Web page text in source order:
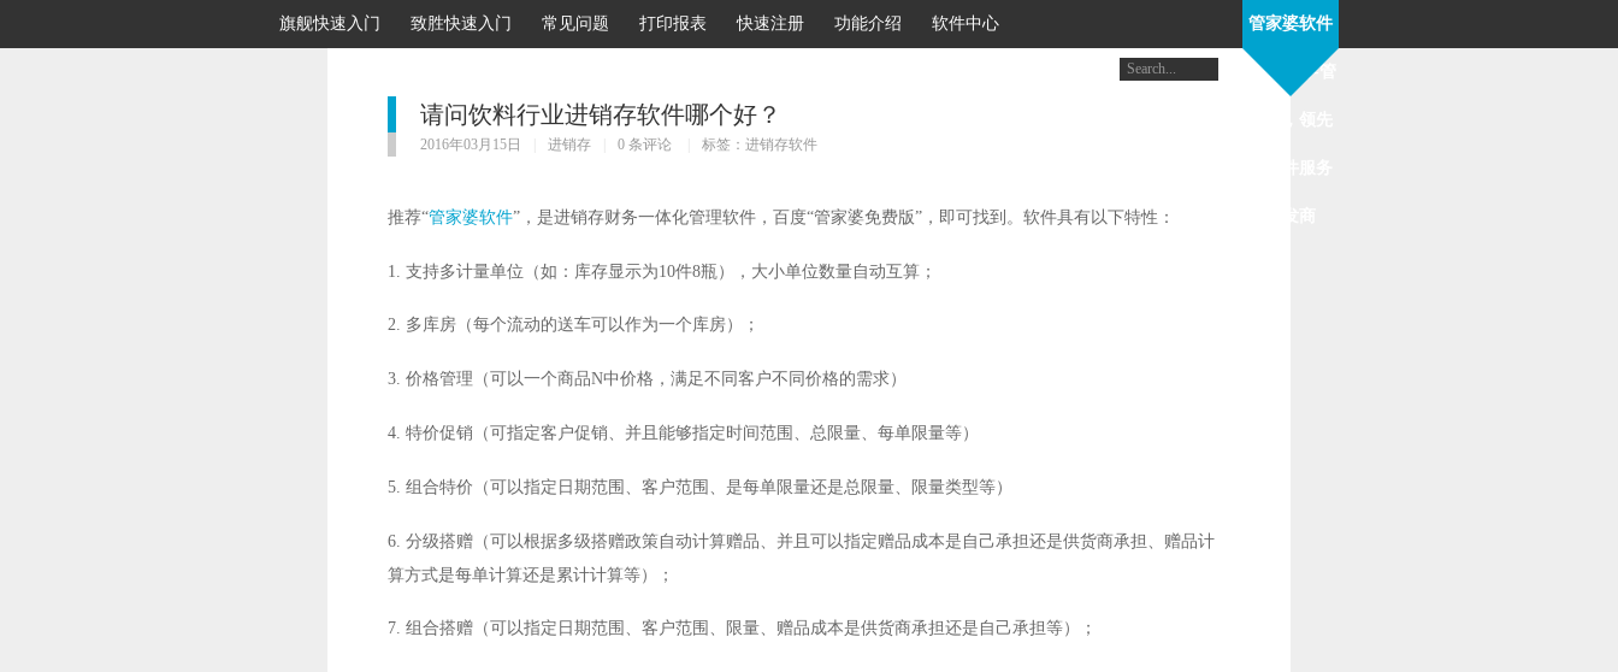
旗舰快速入门 致胜快速入门 常见问题 打印报表 快速注册 功能介绍 软件中心 管家婆软件
帮助中心-管
请问饮料行业进销存软件哪个好？
2016年03月15日 进销存 0 条评论 标签： 进销存软件
推荐“管家婆软件”，是进销存财务一体化管理软件，百度“管家婆免费版”，即可找到。软件具有以下特性：
1. 支持多计量单位（如：库存显示为10件8瓶），大小单位数量自动互算；
2. 多库房（每个流动的送车可以作为一个库房）；
3. 价格管理（可以一个商品N中价格，满足不同客户不同价格的需求）
4. 特价促销（可指定客户促销、并且能够指定时间范围、总限量、每单限量等）
5. 组合特价（可以指定日期范围、客户范围、是每单限量还是总限量、限量类型等）
6. 分级搭赠（可以根据多级搭赠政策自动计算赠品、并且可以指定赠品成本是自己承担还是供货商承担、赠品计
算方式是每单计算还是累计计算等）；
7. 组合搭赠（可以指定日期范围、客户范围、限量、赠品成本是供货商承担还是自己承担等）；